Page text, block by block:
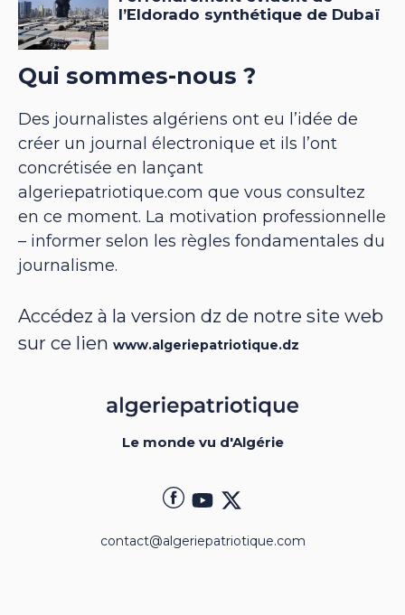
Qui sommes-nous ?
Des journalistes algériens ont eu l’idée de
créer un journal électronique et ils l’ont
concrétisée en lançant
algeriepatriotique.com que vous consultez
en ce moment. La motivation professionnelle
– informer selon les règles fondamentales du
journalisme.
Accédez à la version dz de notre site web
sur ce lien www.algeriepatriotique.dz
Le monde vu d'Algérie
contact@algeriepatriotique.com